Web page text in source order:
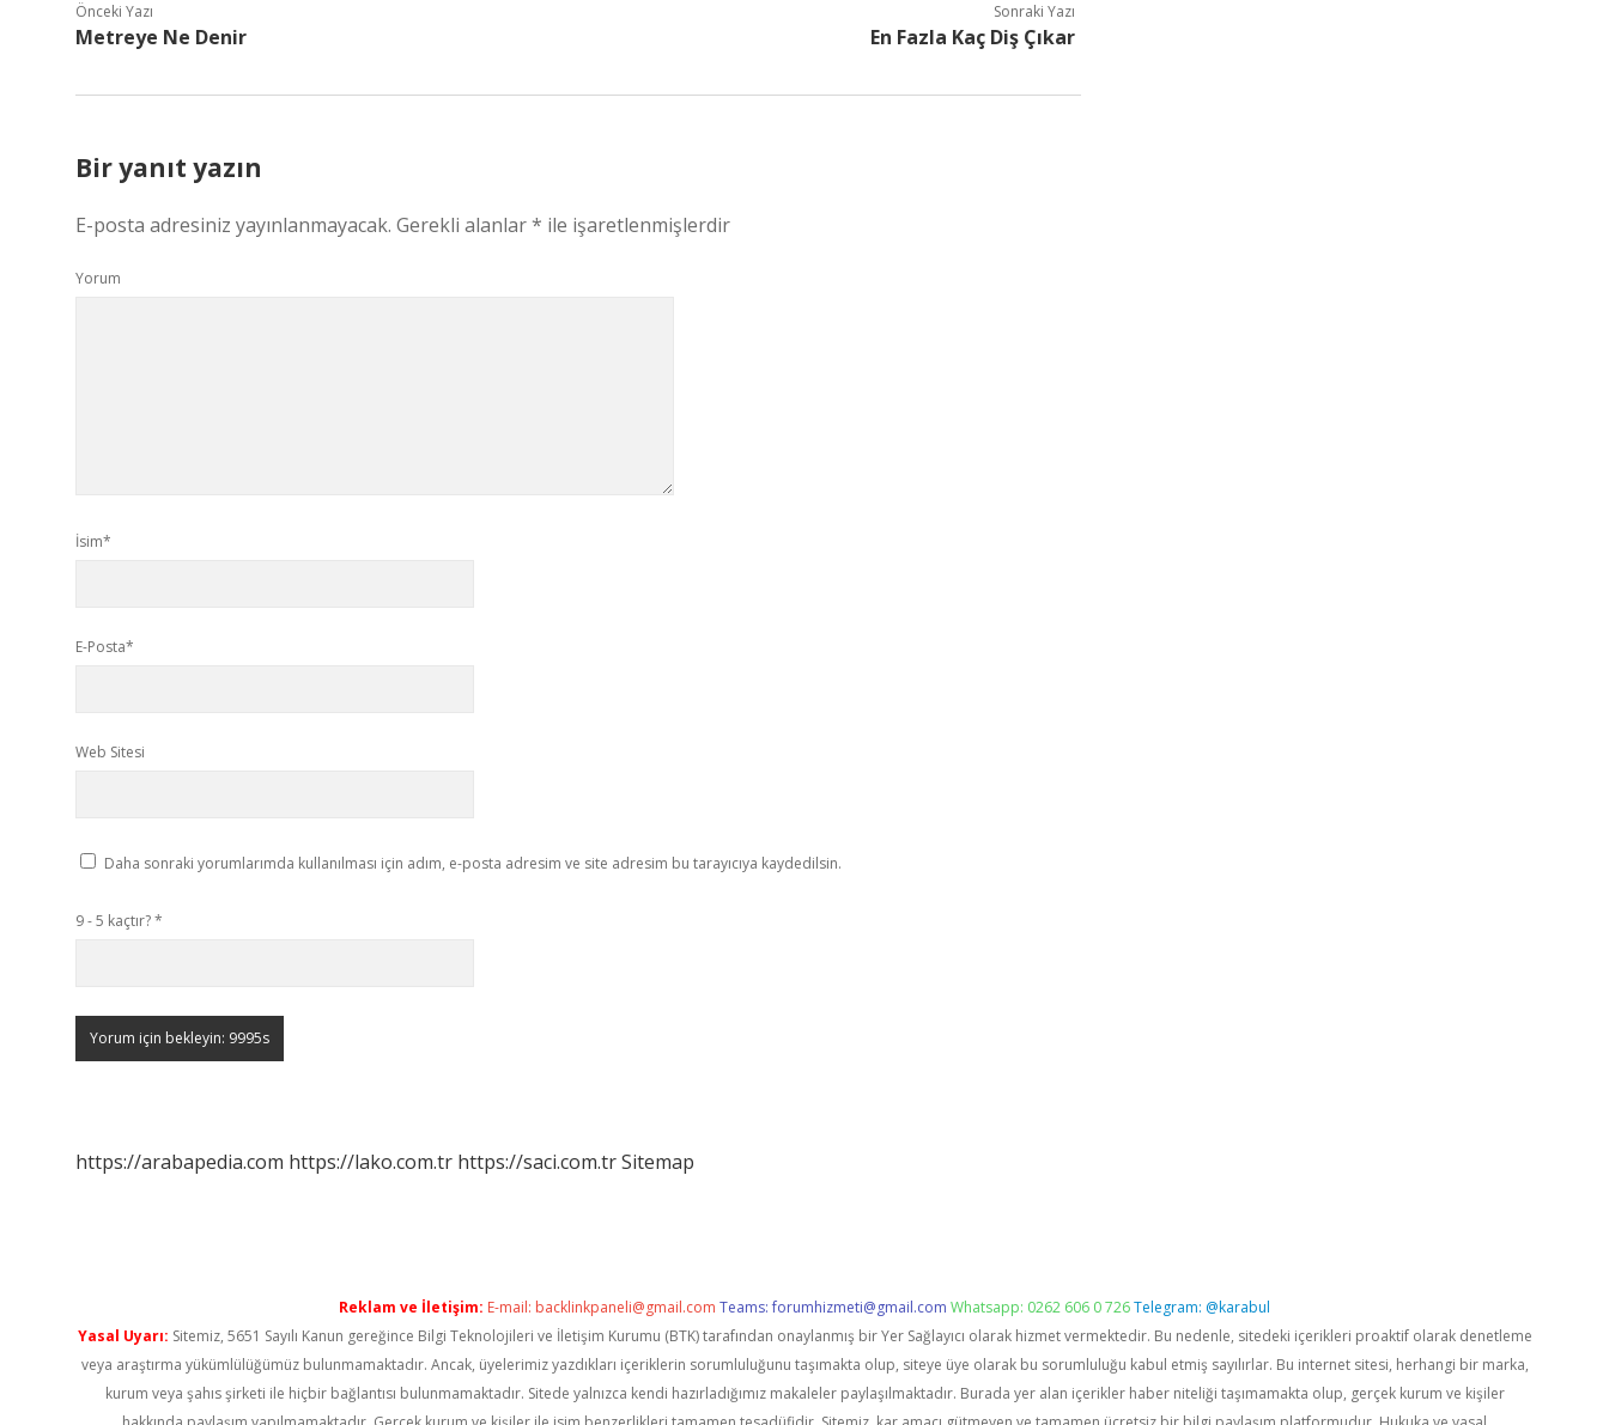
Önceki Yazı
Metreye Ne Denir
Sonraki Yazı
En Fazla Kaç Diş Çıkar
Bir yanıt yazın
E-posta adresiniz yayınlanmayacak. Gerekli alanlar* ile işaretlenmişlerdir
Yorum
İsim*
E-Posta*
Web Sitesi
Daha sonraki yorumlarımda kullanılması için adım, e-posta adresim ve site adresim bu tarayıcıya kaydedilsin.
9 - 5 kaçtır?*
https://arabapedia.com https://lako.com.tr https://saci.com.trSitemap
Reklam ve İletişim: E-mail: backlinkpaneli@gmail.com Teams:forumhizmeti@gmail.com Whatsapp: 0262 606 0 726Telegram: @karabul
Yasal Uyarı: Sitemiz, 5651 Sayılı Kanun gereğince Bilgi Teknolojileri ve İletişim Kurumu (BTK) tarafından onaylanmış bir Yer Sağlayıcı olarak hizmet vermektedir. Bu nedenle, sitedeki içerikleri proaktif olarak denetleme
veya araştırma yükümlülüğümüz bulunmamaktadır. Ancak, üyelerimiz yazdıkları içeriklerin sorumluluğunu taşımakta olup, siteye üye olarak bu sorumluluğu kabul etmiş sayılırlar. Bu internet sitesi, herhangi bir marka,
kurum veya şahıs şirketi ile hiçbir bağlantısı bulunmamaktadır. Sitede yalnızca kendi hazırladığımız makaleler paylaşılmaktadır. Burada yer alan içerikler haber niteliği taşımamakta olup, gerçek kurum ve kişiler